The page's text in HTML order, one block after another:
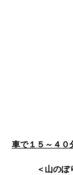
車で１５～４０
＜山のぼ